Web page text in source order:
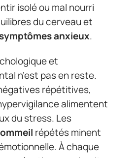
isolé ou mal nourri
du cerveau et
symptômes anxieux.
et
n’est pas en reste.
répétitives,
alimentent
du stress. Les
répétés minent
À chaque